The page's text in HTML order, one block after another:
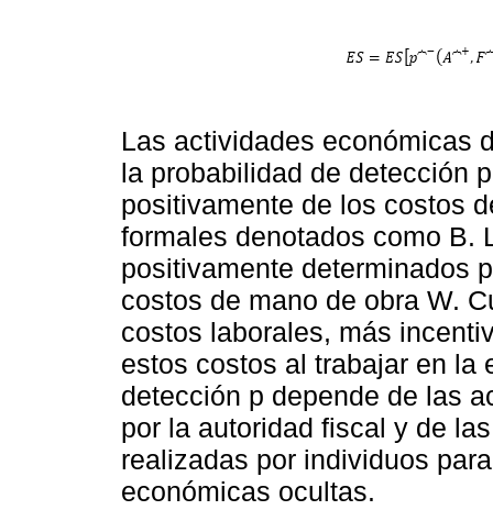
Las actividades económicas
la probabilidad de detección
positivamente de los costos
formales denotados como B.
positivamente determinados
costos de mano de obra W.
costos laborales, más
estos costos al trabajar en la
detección p depende de las
por la autoridad fiscal y de
realizadas por individuos
económicas ocultas.